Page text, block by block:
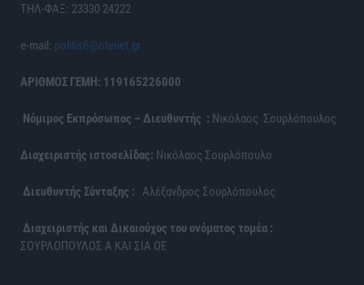
ΤΗΛ-ΦΑΞ: 23330 24222
e-mail: politis6@otenet.gr
ΑΡΙΘΜΟΣ ΓΕΜΗ: 119165226000
Νόμιμος Εκπρόσωπος – Διευθυντής : Νικόλαος Σουρλόπουλος
Διαχειριστής ιστοσελίδας: Νικόλαος Σουρλόπουλο
Διευθυντής Σύνταξης : Αλέξανδρος Σουρλόπουλος
Διαχειριστής και Δικαιούχος του ονόματος τομέα :
ΣΟΥΡΛΟΠΟΥΛΟΣ Α ΚΑΙ ΣΙΑ ΟΕ